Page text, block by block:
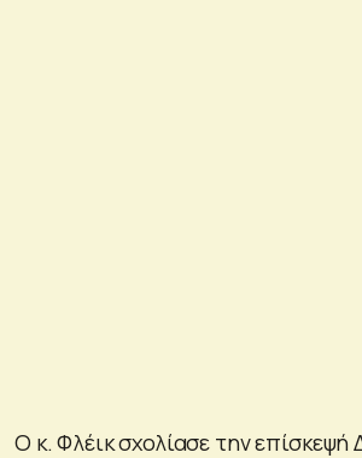
Ο κ. Φλέικ σχολίασε την επίσκεψή